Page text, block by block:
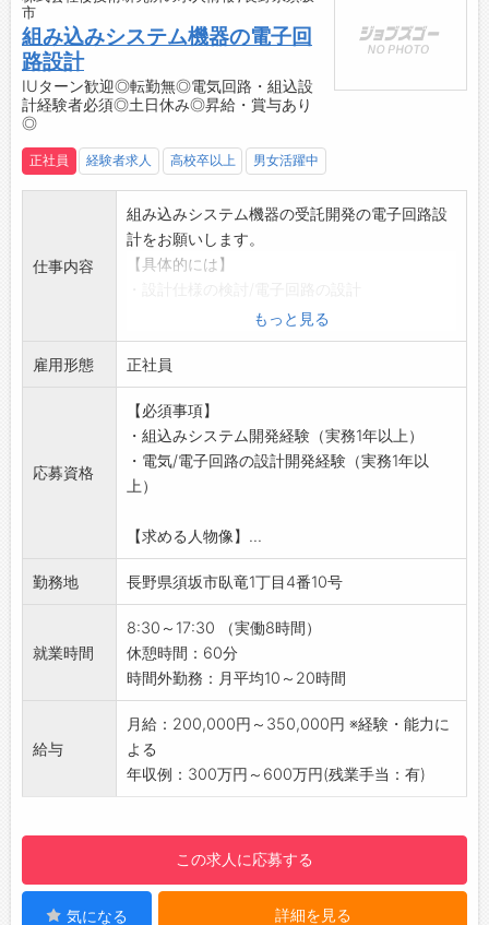
は日本本社以上となりました。また日本と同等
持、納期対応を実現できています。
今回は本社工場でNCオペレーターを募集いたし
ぜひ一緒に会社を盛り上げていきましょう！
皆様からのご応募お待ちしております。
市
組み込みシステム機器の電子回
路設計
IUターン歓迎◎転勤無◎電気回路・組込設
計経験者必須◎土日休み◎昇給・賞与あり
◎
正社員 経験者求人 高校卒以上 男女活躍中
仕事内容
組み込みシステム機器の受託開発の電子回路設
計をお願いします。
【具体的には】
・部品調達/ユニバーサル基板での回路試作/デ
バック、回路評価
・顧客との折衝/協力会社との折衝など、設計開
発から試作量産まで一連の工程全般を担当して
いただきます。
【活かせる経験】
下記いずれかの設計・開発経験者は歓迎しま
す。
・アナログ回路（リニアアンプ回路等）設計
・マイコン周辺回路設計
・ＦＰＧＡ設計（ＶＨＤＬ，Ｖｅｒｉｌｏｇ－
・ディスクリートデバイスを使用した回路設計
・シーケンサー（ＰＬＣ）を使用した設計
【働く環境】
・社員9名体制で、少数精鋭で働いています。
・基本的に1人1案件を担当します。
・残業も月10～20時間で、プライベートも充
ンで転勤なし！（出張あり）
・研修は基本OJTで行います。
【求人のポイント】
・地元大手製造業や大手鉄道会社のシステムを
もっと見る
雇用形態 正社員
応募資格
【必須事項】
・組込みシステム開発経験（実務1年以上）
・電気/電子回路の設計開発経験（実務1年以
上）
【求める人物像】...
勤務地 長野県須坂市臥竜1丁目4番10号
就業時間
8:30～17:30 （実働8時間）
休憩時間：60分
時間外勤務：月平均10～20時間
給与
月給：200,000円～350,000円 ※経験・能力に
よる
年収例：300万円～600万円(残業手当：有)
この求人に応募する
気になる 詳細を見る